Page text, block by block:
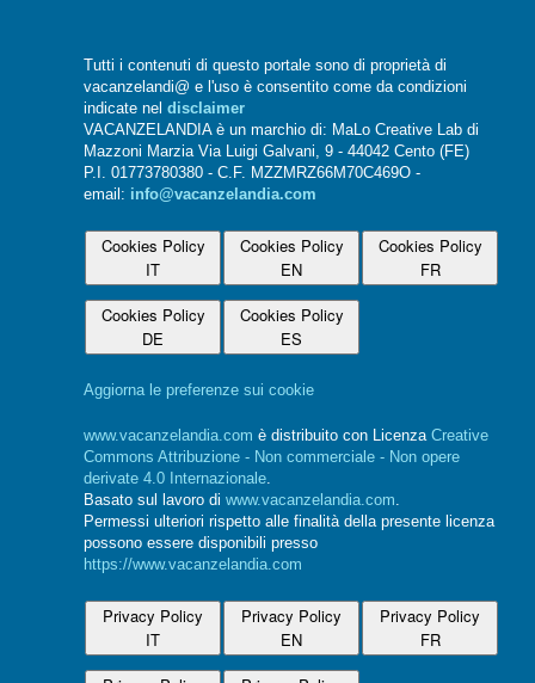
Tutti i contenuti di questo portale sono di proprietà di
vacanzelandi@ e l'uso è consentito come da condizioni
indicate nel disclaimer
VACANZELANDIA è un marchio di: MaLo Creative Lab di
Mazzoni Marzia Via Luigi Galvani, 9 - 44042 Cento (FE)
P.I. 01773780380 - C.F. MZZMRZ66M70C469O -
email: info@vacanzelandia.com
Cookies Policy
IT
Cookies Policy
EN
Cookies Policy
FR
Cookies Policy
DE
Cookies Policy
ES
Aggiorna le preferenze sui cookie
www.vacanzelandia.com è distribuito con Licenza Creative
Commons Attribuzione - Non commerciale - Non opere
derivate 4.0 Internazionale.
Basato sul lavoro di www.vacanzelandia.com.
Permessi ulteriori rispetto alle finalità della presente licenza
possono essere disponibili presso
https://www.vacanzelandia.com
Privacy Policy
IT
Privacy Policy
EN
Privacy Policy
FR